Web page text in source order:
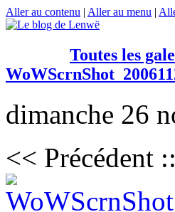
Aller au contenu | Aller au menu |
Toutes les
dimanche 26
<< Précédent ::